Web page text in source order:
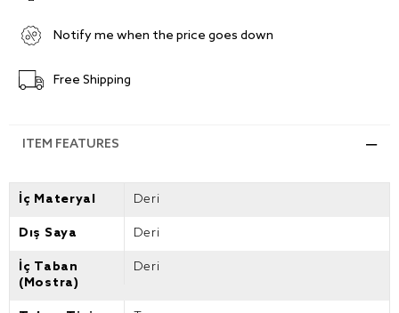
Notify me when the price goes down
Free Shipping
ITEM FEATURES
İç Materyal Deri
Dış Saya Deri
İç Taban
(Mostra)
Deri